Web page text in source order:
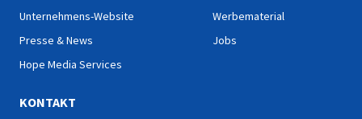
Unternehmens-Website
Presse & News
Hope Media Services
Werbematerial
Jobs
KONTAKT